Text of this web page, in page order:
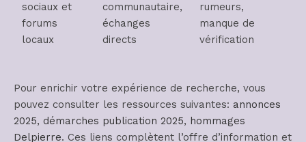
sociaux et
forums
locaux
communautaire,
échanges
directs
rumeurs,
manque de
vérification
Pour enrichir votre expérience de recherche, vous
pouvez consulter les ressources suivantes: annonces
2025, démarches publication 2025, hommages
Delpierre. Ces liens complètent l’offre d’information et